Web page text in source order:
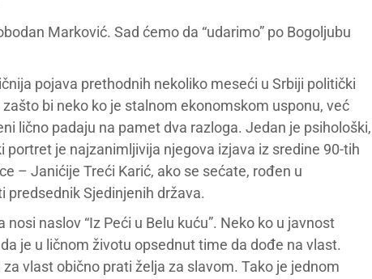
Marković. Sad ćemo da “udarimo” po Bogoljubu
pojava prethodnih nekoliko meseći u Srbiji politički
bi neko ko je stalnom ekonomskom usponu, već
lično padaju na pamet dva razloga. Jedan je psihološki,
je najzanimljivija njegova izjava iz sredine 90-tih
– Janićije Treći Karić, ako se sećate, rođen u
Sjedinjenih država.
naslov “Iz Peći u Belu kuću”. Neko ko u javnost
je u ličnom životu opsednut time da dođe na vlast.
vlast obično prati želja za slavom. Tako je jednom